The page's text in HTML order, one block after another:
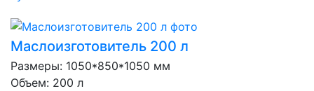
Маслоизготовитель 200 л
Размеры: 1050*850*1050 мм
Объем: 200 л